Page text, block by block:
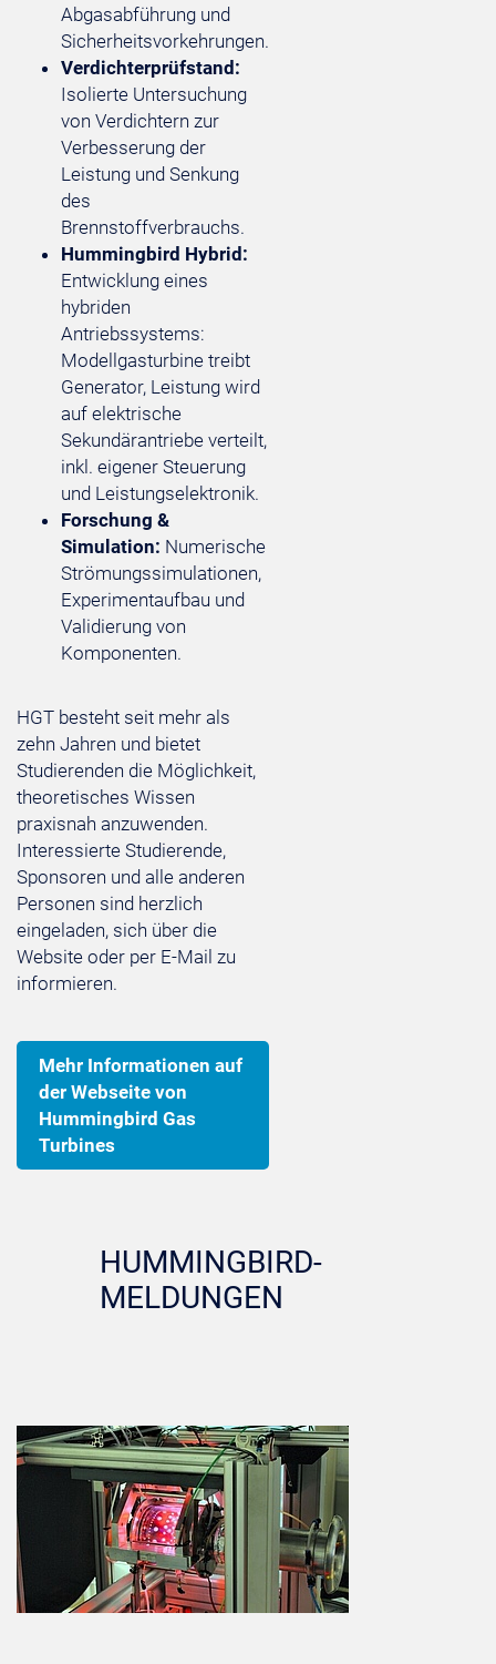
Abgasabführung und
Sicherheitsvorkehrungen.
Verdichterprüfstand:
Isolierte Untersuchung
von Verdichtern zur
Verbesserung der
Leistung und Senkung
des
Brennstoffverbrauchs.
Hummingbird Hybrid:
Entwicklung eines
hybriden
Antriebssystems:
Modellgasturbine treibt
Generator, Leistung wird
auf elektrische
Sekundärantriebe verteilt,
inkl. eigener Steuerung
und Leistungselektronik.
Forschung &
Simulation: Numerische
Strömungssimulationen,
Experimentaufbau und
Validierung von
Komponenten.
HGT besteht seit mehr als
zehn Jahren und bietet
Studierenden die Möglichkeit,
theoretisches Wissen
praxisnah anzuwenden.
Interessierte Studierende,
Sponsoren und alle anderen
Personen sind herzlich
eingeladen, sich über die
Website oder per E-Mail zu
informieren.
Mehr Informationen auf
der Webseite von
Hummingbird Gas
Turbines
HUMMINGBIRD-
MELDUNGEN